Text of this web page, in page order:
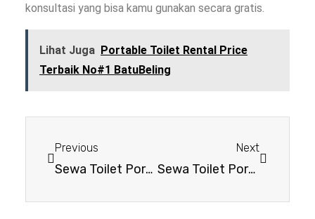
konsultasi yang bisa kamu gunakan secara gratis.
Lihat Juga Portable Toilet Rental Price
Terbaik No#1 BatuBeling
Previous
Sewa Toilet Portable – Fun Run Event Terbaik No#1 Ngawi
Next
Sewa Toilet Portable – Fun Run Event Terbaik No#1 Ponorogo